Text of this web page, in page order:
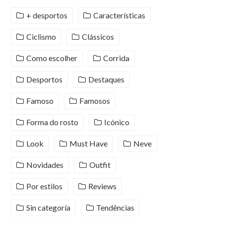
+ desportos Características
Ciclismo Clássicos
Como escolher Corrida
Desportos Destaques
Famoso Famosos
Forma do rosto Icónico
Look Must Have Neve
Novidades Outfit
Por estilos Reviews
Sin categoría Tendências